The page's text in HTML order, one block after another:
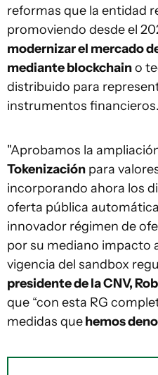
reformas que la entidad
promoviendo desde el
modernizar el mercado
mediante blockchaino
distribuido para
instrumentos financieros.
"Aprobamos la
Tokenización para
incorporando ahora los
oferta pública
innovador régimen de
por su mediano impacto
vigencia del sandbox
presidente de la CNV,
que “con esta RG
medidas quehemos